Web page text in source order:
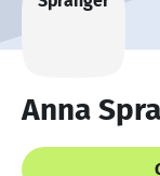
Anna